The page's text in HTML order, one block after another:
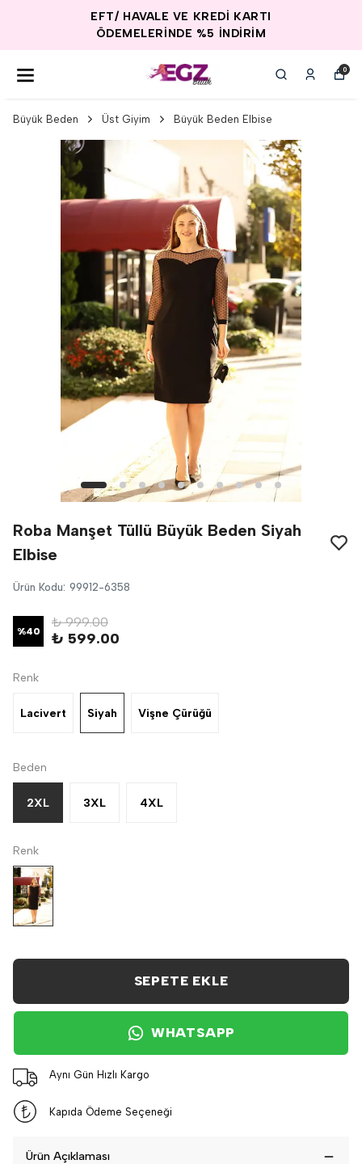
EFT/ HAVALE VE KREDİ KARTI
ÖDEMELERİNDE %5 İNDİRİM
0
Büyük Beden Üst Giyim Büyük Beden Elbise
Roba Manşet Tüllü Büyük Beden Siyah
Elbise
Ürün Kodu: 99912-6358
%40
₺ 999.00
₺ 599.00
Renk
Lacivert Siyah Vişne Çürüğü
Beden
2XL 3XL 4XL
Renk
SEPETE EKLE
WHATSAPP
Aynı Gün Hızlı Kargo
Kapıda Ödeme Seçeneği
Ürün Açıklaması